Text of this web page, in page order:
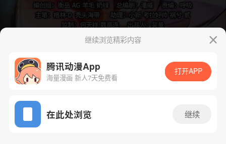
App免费看
下一话 腾漫App免费看
继续浏览精彩内容
腾讯动漫App
海量漫画 新人7天免费看
打开APP
在此处浏览 继续